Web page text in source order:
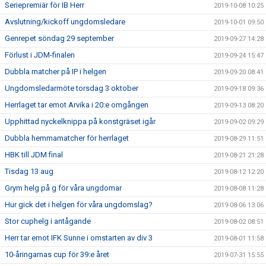
Seriepremiär för IB Herr 2019-10-08 10:25
Avslutning/kickoff ungdomsledare 2019-10-01 09:50
Genrepet söndag 29 september 2019-09-27 14:28
Förlust i JDM-finalen 2019-09-24 15:47
Dubbla matcher på IP i helgen 2019-09-20 08:41
Ungdomsledarmöte torsdag 3 oktober 2019-09-18 09:36
Herrlaget tar emot Arvika i 20:e omgången 2019-09-13 08:20
Upphittad nyckelknippa på konstgräset igår 2019-09-02 09:29
Dubbla hemmamatcher för herrlaget 2019-08-29 11:51
HBK till JDM final 2019-08-21 21:28
Tisdag 13 aug 2019-08-12 12:20
Grym helg på g för våra ungdomar 2019-08-08 11:28
Hur gick det i helgen för våra ungdomslag? 2019-08-06 13:06
Stor cuphelg i antågande 2019-08-02 08:51
Herr tar emot IFK Sunne i omstarten av div 3 2019-08-01 11:58
10-åringarnas cup för 39:e året 2019-07-31 15:55